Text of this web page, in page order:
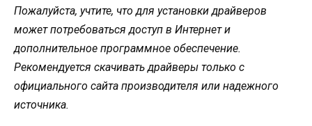
Пожалуйста, учтите, что для установки драйверов
может потребоваться доступ в Интернет и
дополнительное программное обеспечение.
Рекомендуется скачивать драйверы только с
официального сайта производителя или надежного
источника.